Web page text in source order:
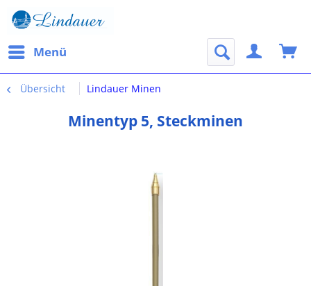
Menü
Übersicht Lindauer Minen
Minentyp 5, Steckminen